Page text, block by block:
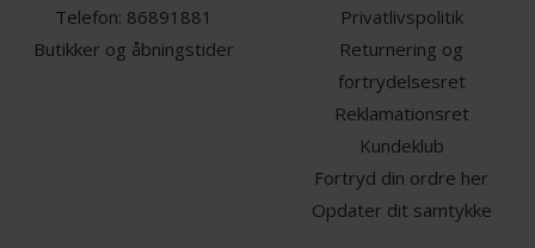
Telefon: 86891881
Butikker og åbningstider
Privatlivspolitik
Returnering og
fortrydelsesret
Reklamationsret
Kundeklub
Fortryd din ordre her
Opdater dit samtykke